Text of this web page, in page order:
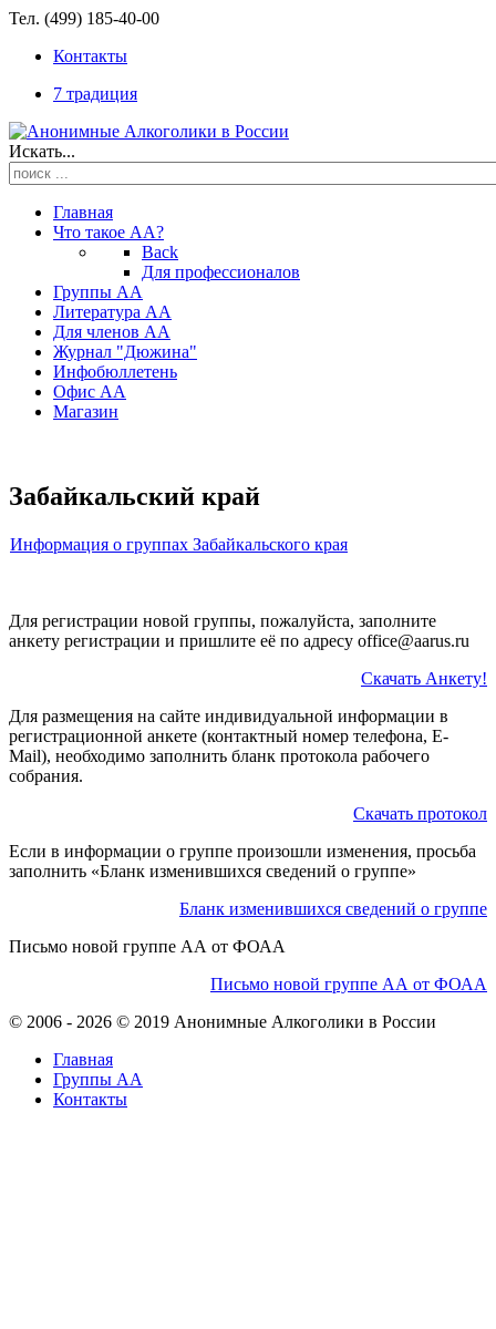
Тел. (499) 185-40-00
Контакты
7 традиция
Искать...
Главная
Что такое АА?
Back
Для профессионалов
Группы АА
Литература АА
Для членов АА
Журнал "Дюжина"
Инфобюллетень
Офис АА
Магазин
Забайкальский край
Информация о группах Забайкальского края
Для регистрации новой группы, пожалуйста, заполните
анкету регистрации и пришлите её по адресу office@aarus.ru
Скачать Анкету!
Для размещения на сайте индивидуальной информации в
регистрационной анкете (контактный номер телефона, E-
Mail), необходимо заполнить бланк протокола рабочего
собрания.
Скачать протокол
Если в информации о группе произошли изменения, просьба
заполнить «Бланк изменившихся сведений о группе»
Бланк изменившихся сведений о группе
Письмо новой группе АА от ФОАА
Письмо новой группе АА от ФОАА
© 2006 - 2026 © 2019 Анонимные Алкоголики в России
Главная
Группы АА
Контакты